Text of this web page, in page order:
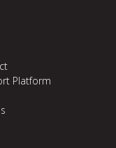
Platform